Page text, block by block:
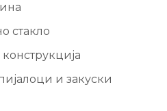
стакло
и закуски